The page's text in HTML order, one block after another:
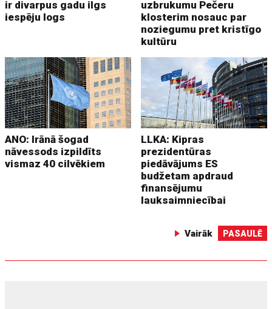
ir divarpus gadu ilgs
iespēju logs
uzbrukumu Pečeru
klosterim nosauc par
noziegumu pret kristīgo
kultūru
ANO: Irānā šogad
nāvessods izpildīts
vismaz 40 cilvēkiem
LLKA: Kipras
prezidentūras
piedāvājums ES
budžetam apdraud
finansējumu
lauksaimniecībai
Vairāk PASAULĒ